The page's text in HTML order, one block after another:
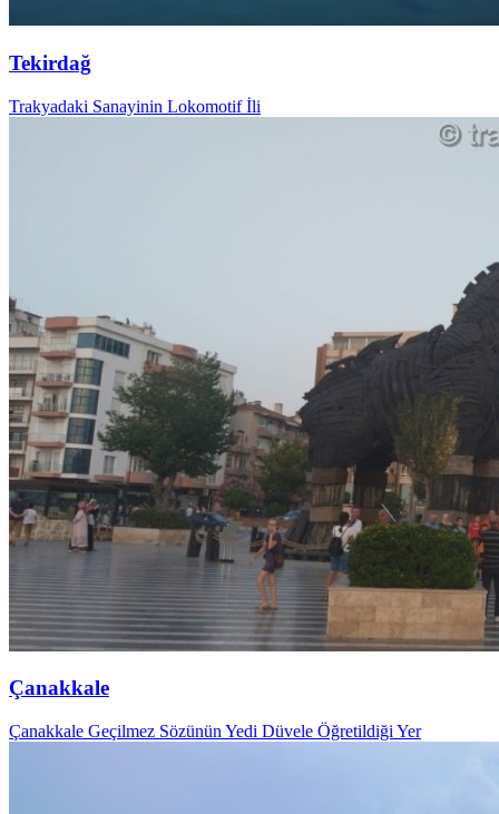
Tekirdağ
Trakyadaki Sanayinin Lokomotif İli
Çanakkale
Çanakkale Geçilmez Sözünün Yedi Düvele Öğretildiği Yer